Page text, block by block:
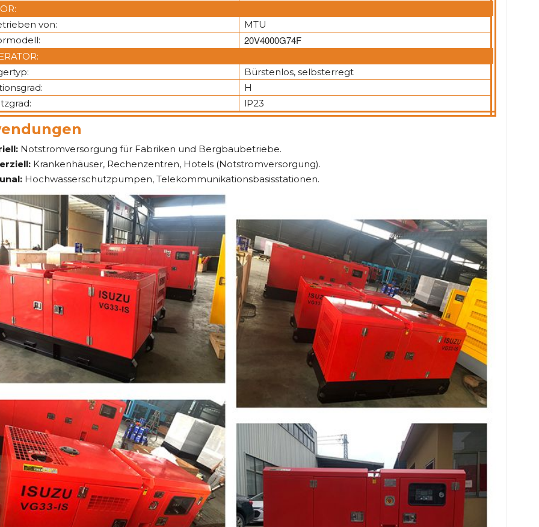
von:
MTU
20V4000G74F
Bürstenlos, selbsterregt
H
lP23
Notstromversorgung für Fabriken und Bergbaubetriebe.
Krankenhäuser, Rechenzentren, Hotels (Notstromversorgung).
Hochwasserschutzpumpen, Telekommunikationsbasisstationen.